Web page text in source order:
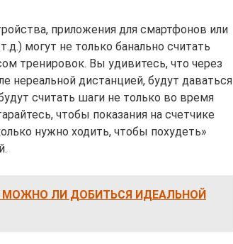
приложения для смартфонов или
могут не только банально считать
тренировок. Вы удивитесь, что через
нереальной дистанцией, будут даваться
считать шаги не только во время
чтобы показания на счетчике
нужно ходить, чтобы похудеть»
ЛИ ДОБИТЬСЯ ИДЕАЛЬНОЙ